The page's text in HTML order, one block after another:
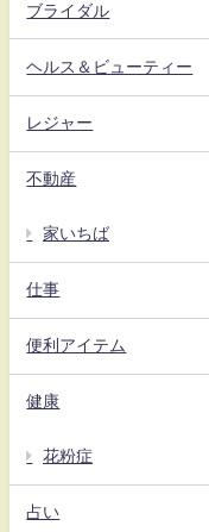
ブライダル
ヘルス＆ビューティー
レジャー
不動産
家いちば
仕事
便利アイテム
健康
花粉症
占い